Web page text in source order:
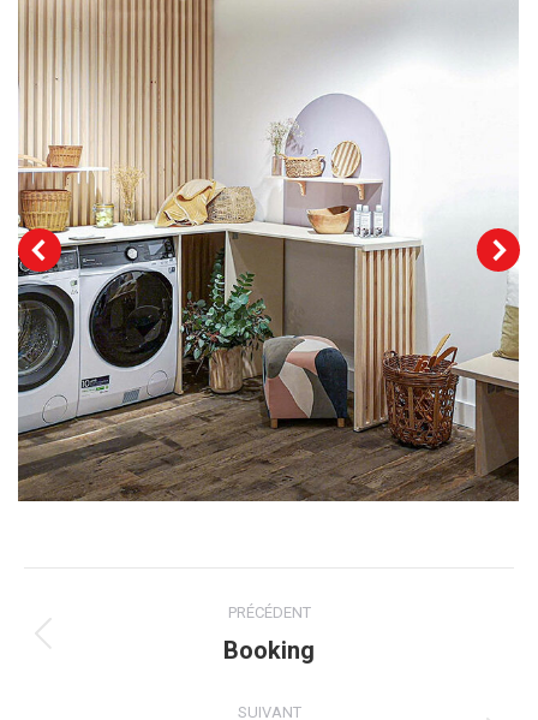
de
commentaire
PRÉCÉDENT
Onglet
Booking
SUIVANT